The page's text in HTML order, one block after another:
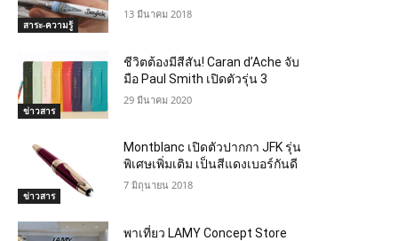
สาระ-ความรู้
13 มีนาคม 2018
ข่าวสาร
ชีวิตต้องมีสีสัน! Caran d’Ache จับ
มือ Paul Smith เปิดตัวรุ่น 3
29 มีนาคม 2020
ข่าวสาร
Montblanc เปิดตัวปากกา JFK รุ่น
พิเศษเพิ่มเติม เป็นสีแดงเบอร์กันดี
7 มิถุนายน 2018
พาเที่ยว LAMY Concept Store